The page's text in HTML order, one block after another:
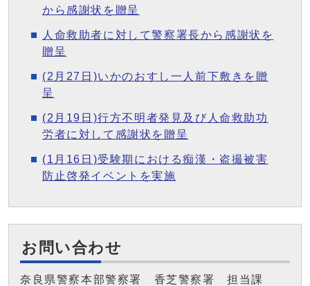
から感謝状を贈呈
人命救助者に対して警察署長から感謝状を
贈呈
(2月27日)いかのおすし一人前下敷きを贈
呈
(2月19日)行方不明者発見及び人命救助功
労者に対して感謝状を贈呈
(1月16日)受験期における痴漢・盗撮被害
防止啓発イベントを実施
お問い合わせ
奈良県警察本部警察署 香芝警察署 担当課